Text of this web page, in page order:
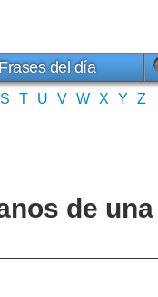
del día
S T U V W X Y Z
de